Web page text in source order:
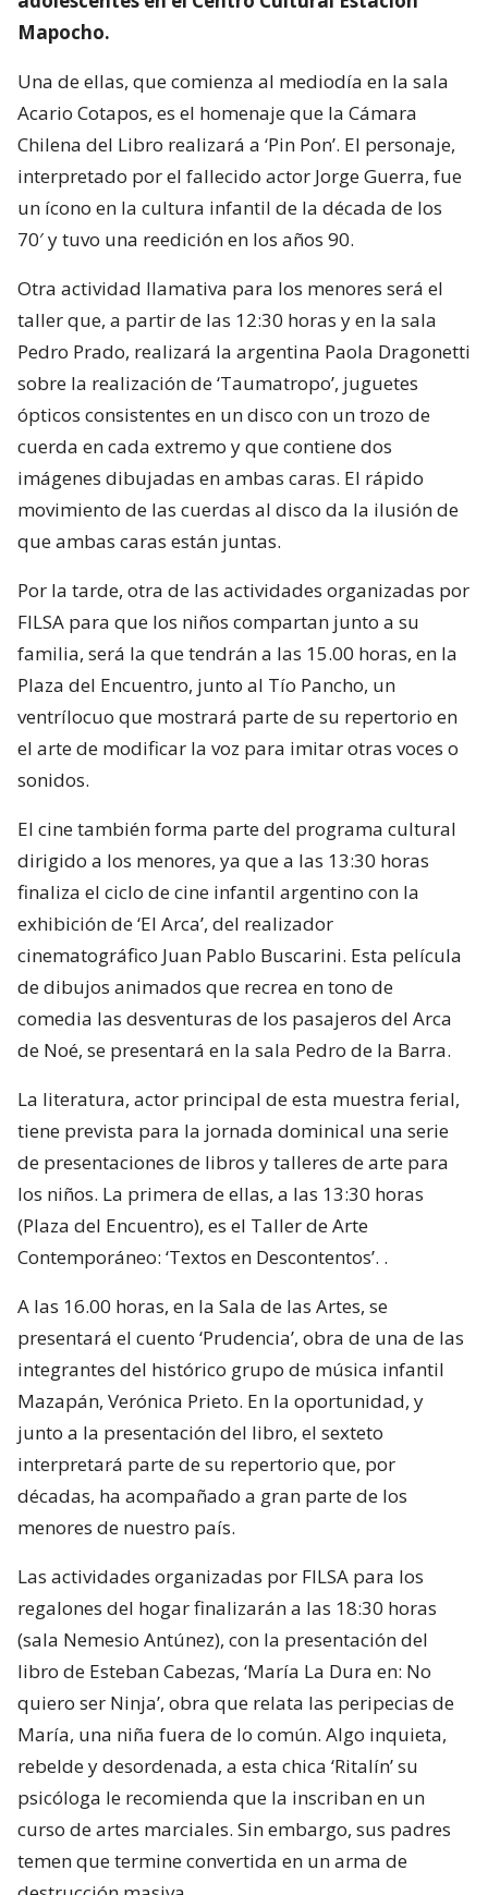
Mapocho.
Una de ellas, que comienza al mediodía en la sala
Acario Cotapos, es el homenaje que la Cámara
Chilena del Libro realizará a ‘Pin Pon’. El personaje,
interpretado por el fallecido actor Jorge Guerra, fue
un ícono en la cultura infantil de la década de los
70′ y tuvo una reedición en los años 90.
Otra actividad llamativa para los menores será el
taller que, a partir de las 12:30 horas y en la sala
Pedro Prado, realizará la argentina Paola Dragonetti
sobre la realización de ‘Taumatropo’, juguetes
ópticos consistentes en un disco con un trozo de
cuerda en cada extremo y que contiene dos
imágenes dibujadas en ambas caras. El rápido
movimiento de las cuerdas al disco da la ilusión de
que ambas caras están juntas.
Por la tarde, otra de las actividades organizadas por
FILSA para que los niños compartan junto a su
familia, será la que tendrán a las 15.00 horas, en la
Plaza del Encuentro, junto al Tío Pancho, un
ventrílocuo que mostrará parte de su repertorio en
el arte de modificar la voz para imitar otras voces o
sonidos.
El cine también forma parte del programa cultural
dirigido a los menores, ya que a las 13:30 horas
finaliza el ciclo de cine infantil argentino con la
exhibición de ‘El Arca’, del realizador
cinematográfico Juan Pablo Buscarini. Esta película
de dibujos animados que recrea en tono de
comedia las desventuras de los pasajeros del Arca
de Noé, se presentará en la sala Pedro de la Barra.
La literatura, actor principal de esta muestra ferial,
tiene prevista para la jornada dominical una serie
de presentaciones de libros y talleres de arte para
los niños. La primera de ellas, a las 13:30 horas
(Plaza del Encuentro), es el Taller de Arte
Contemporáneo: ‘Textos en Descontentos’. .
A las 16.00 horas, en la Sala de las Artes, se
presentará el cuento ‘Prudencia’, obra de una de las
integrantes del histórico grupo de música infantil
Mazapán, Verónica Prieto. En la oportunidad, y
junto a la presentación del libro, el sexteto
interpretará parte de su repertorio que, por
décadas, ha acompañado a gran parte de los
menores de nuestro país.
Las actividades organizadas por FILSA para los
regalones del hogar finalizarán a las 18:30 horas
(sala Nemesio Antúnez), con la presentación del
libro de Esteban Cabezas, ‘María La Dura en: No
quiero ser Ninja’, obra que relata las peripecias de
María, una niña fuera de lo común. Algo inquieta,
rebelde y desordenada, a esta chica ‘Ritalín’ su
psicóloga le recomienda que la inscriban en un
curso de artes marciales. Sin embargo, sus padres
temen que termine convertida en un arma de